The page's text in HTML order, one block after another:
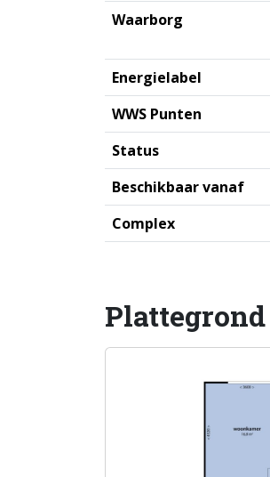
Waarborg
Energielabel
WWS Punten
Status
Beschikbaar vanaf
Complex
Plattegrond